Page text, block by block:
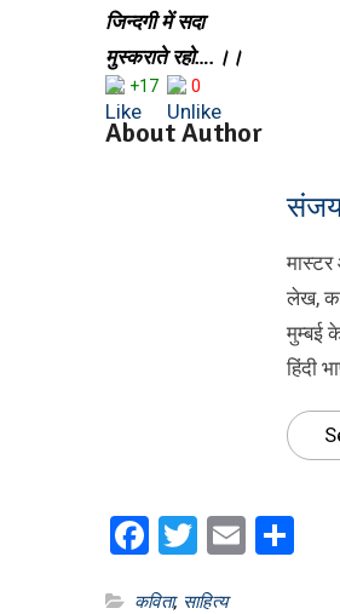
जिन्दगी में सदा
मुस्कराते रहो….।।
+17 0
About Author
लेख,
मुम्बई
हिंदी
Facebook
Twitter
Email
कविता, साहित्य